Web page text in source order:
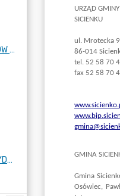
PRZYNALEŻNOŚĆ DO ZWIĄZKÓW I STOWARZYSZEŃ
PROGRAM ROZWOJU POWIATU BYDGOSKIEGO NA LATA 2017 - 2023